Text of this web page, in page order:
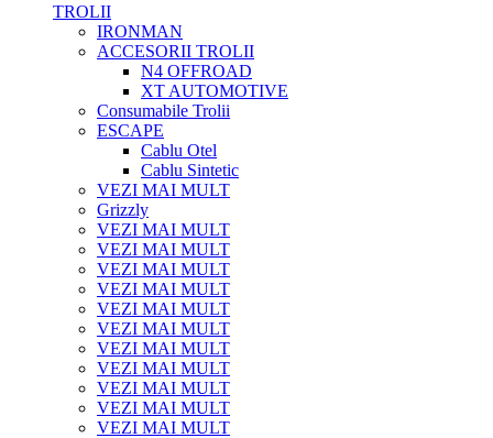
TROLII
IRONMAN
ACCESORII TROLII
N4 OFFROAD
XT AUTOMOTIVE
Consumabile Trolii
ESCAPE
Cablu Otel
Cablu Sintetic
VEZI MAI MULT
Grizzly
VEZI MAI MULT
VEZI MAI MULT
VEZI MAI MULT
VEZI MAI MULT
VEZI MAI MULT
VEZI MAI MULT
VEZI MAI MULT
VEZI MAI MULT
VEZI MAI MULT
VEZI MAI MULT
VEZI MAI MULT